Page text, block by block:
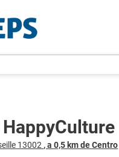
13002 , a 0,5 km de Centro